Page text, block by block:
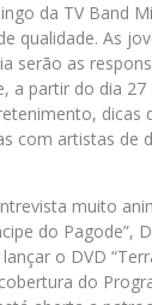
da TV Band
qualidade. As
serão as
a partir do dia
dicas
com artistas de
muito
do Pagode”,
o DVD
do